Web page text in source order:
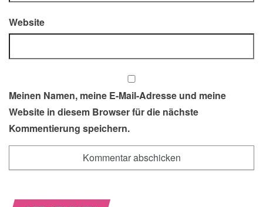
Website
Meinen Namen, meine E-Mail-Adresse und meine
Website in diesem Browser für die nächste
Kommentierung speichern.